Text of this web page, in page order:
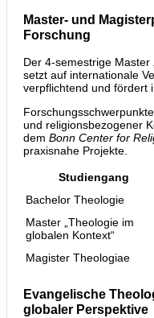
Master- und
Forschung
Der 4-semestrige Master
setzt auf internationale
verpflichtend und fördert
und religionsbezogener
dem Bonn Center for
praxisnahe Projekte.
Studiengang
Bachelor Theologie
Master „Theologie im
globalen Kontext“
Magister Theologiae
Evangelische
globaler Perspektive